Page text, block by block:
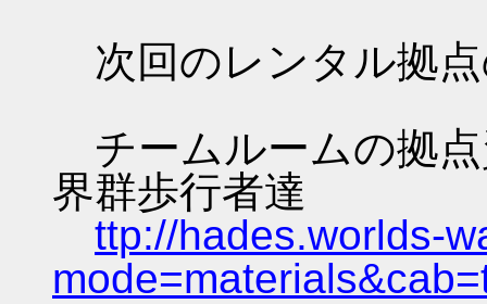
次回のレンタル拠
チームルームの拠
界群歩行者達
ttp://hades.worlds-